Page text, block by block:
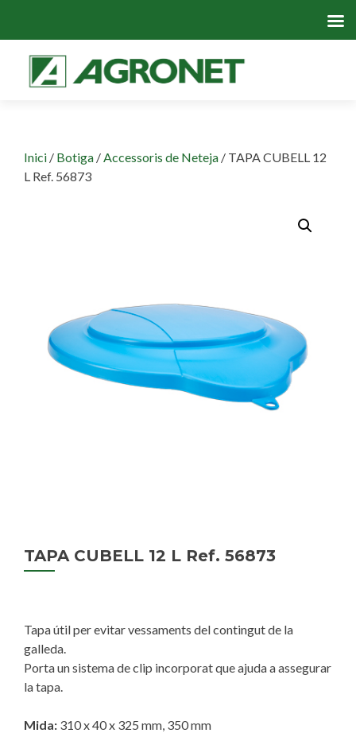
Inici / Botiga /Accessoris de Neteja / TAPA CUBELL 12
L Ref. 56873
TAPA CUBELL 12 L Ref. 56873
Tapa útil per evitar vessaments del contingut de la
galleda.
Porta un sistema de clip incorporat que ajuda a assegurar
la tapa.
Mida: 310 x 40 x 325 mm, 350 mm